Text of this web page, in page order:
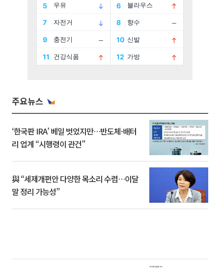
주요뉴스
‘한국판 IRA’ 베일 벗었지만…반도체·배터
리 업계 “시행령이 관건”
與 “세제개편안 다양한 목소리 수렴…이달
말 정리 가능성”